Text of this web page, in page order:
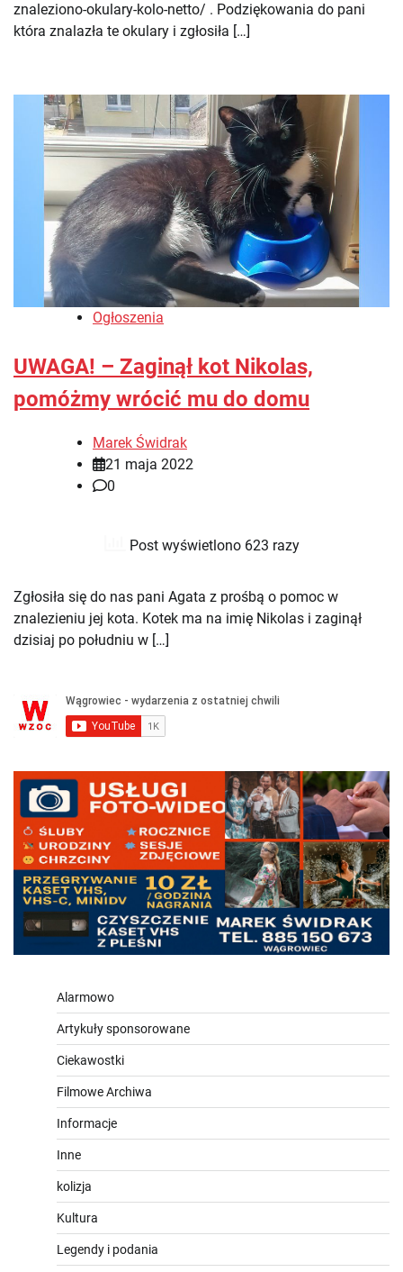
znaleziono-okulary-kolo-netto/ . Podziękowania do pani
która znalazła te okulary i zgłosiła […]
Ogłoszenia
UWAGA! – Zaginął kot Nikolas,
pomóżmy wrócić mu do domu
Marek Świdrak
21 maja 2022
0
Post wyświetlono 623 razy
Zgłosiła się do nas pani Agata z prośbą o pomoc w
znalezieniu jej kota. Kotek ma na imię Nikolas i zaginął
dzisiaj po południu w […]
Alarmowo
Artykuły sponsorowane
Ciekawostki
Filmowe Archiwa
Informacje
Inne
kolizja
Kultura
Legendy i podania